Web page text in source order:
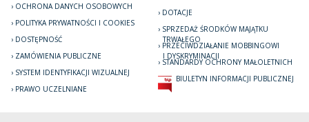
OCHRONA DANYCH OSOBOWYCH
POLITYKA PRYWATNOŚCI I COOKIES
DOSTĘPNOŚĆ
ZAMÓWIENIA PUBLICZNE
SYSTEM IDENTYFIKACJI WIZUALNEJ
PRAWO UCZELNIANE
DOTACJE
SPRZEDAŻ ŚRODKÓW MAJĄTKU
TRWAŁEGO
PRZECIWDZIAŁANIE MOBBINGOWI
I DYSKRYMINACJI
STANDARDY OCHRONY MAŁOLETNICH
BIULETYN INFORMACJI PUBLICZNEJ